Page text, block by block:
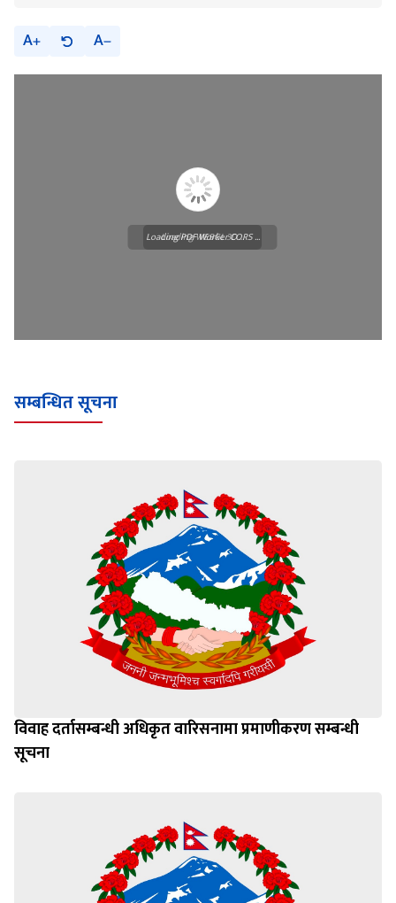
A A
Loading WEBGL 3D ...
Loading PDF Worker CORS ...
सम्बन्धित सूचना
विवाह दर्तासम्बन्धी अधिकृत वारिसनामा प्रमाणीकरण सम्बन्धी
सूचना